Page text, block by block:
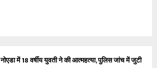
नोएडा में 18 वर्षीय युवती ने की आत्महत्या, पुलिस जांच में जुटी